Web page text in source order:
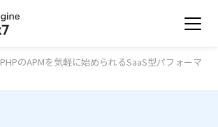
PHPのAPMを気軽に始められるSaaS型パフォーマ